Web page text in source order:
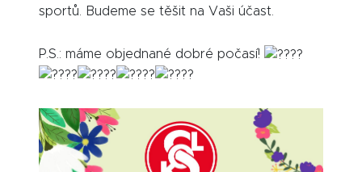
sportů. Budeme se těšit na Vaši účast.
P.S.: máme objednané dobré počasí!